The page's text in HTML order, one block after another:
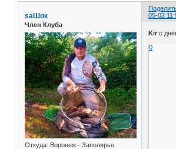
05-02
saШок
Член Клуба
Откуда: Воронеж - Заполярье
Kir с
0